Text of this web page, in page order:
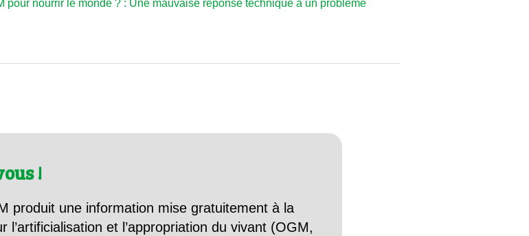
pour nourrir le monde ? : Une mauvaise réponse technique à un problème
!
produit une information mise gratuitement à la
et l’appropriation du vivant (OGM,